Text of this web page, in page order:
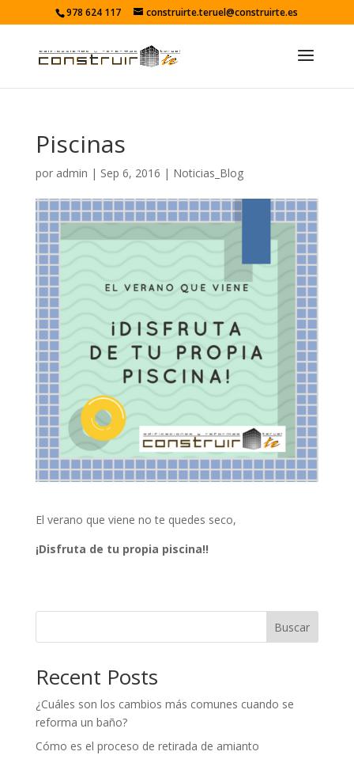
978 624 117 construirte.teruel@construirte.es
Piscinas
por admin | Sep 6, 2016 | Noticias_Blog
El verano que viene no te quedes seco,
¡Disfruta de tu propia piscina!!
Buscar
Recent Posts
¿Cuáles son los cambios más comunes cuando se
reforma un baño?
Cómo es el proceso de retirada de amianto